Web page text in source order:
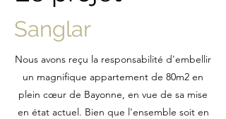
Sanglar
Nous avons reçu la responsabilité d'embellir
un magnifique appartement de 80m2 en
plein cœur de Bayonne, en vue de sa mise
en état actuel. Bien que l'ensemble soit en